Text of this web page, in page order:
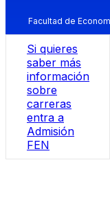
Facultad de
Si quieres
saber más
información
sobre
carreras
entra a
Admisión
FEN